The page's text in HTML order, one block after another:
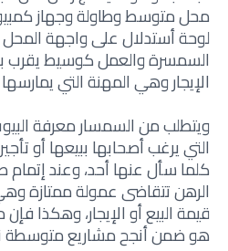
محل متوسط وطاولة وجهاز
لوحة أستدلال على واجهة
السمسرة والعمل كوسيط يقرب
الإيجار وهي المهنة التي
ويتطلب من السمسار معرفة
التي يرغب أصحابها ببيعها أو
كلما سأل عنها أحد، وعند إتمام
الرهن تتقاضى عمولة ممتازة
قيمة البيع أو الإيجار، وهكذا
هو ضمن أنجح مشاريع متوسطة